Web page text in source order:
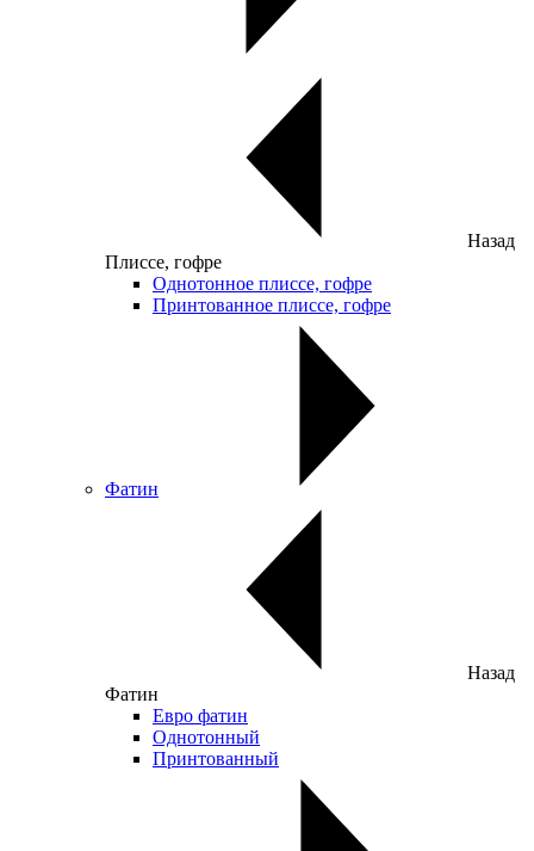
Назад
Плиссе, гофре
Однотонное плиссе, гофре
Принтованное плиссе, гофре
Фатин
Назад
Фатин
Евро фатин
Однотонный
Принтованный